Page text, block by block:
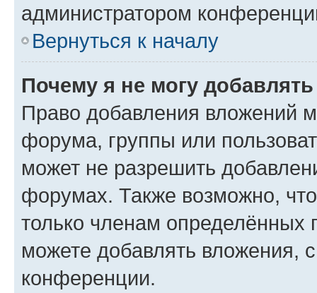
администратором
Вернуться к началу
Почему я не могу
Право добавления вложений
форума, группы или
может не разрешить
форумах. Также возможно,
только членам определённых
можете добавлять вложения,
конференции.